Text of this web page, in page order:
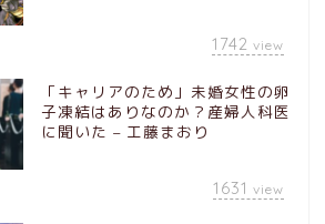
1742 view
「キャリアのため」未婚女性の卵
子凍結はありなのか？産婦人科医
に聞いた – 工藤まおり
1631 view